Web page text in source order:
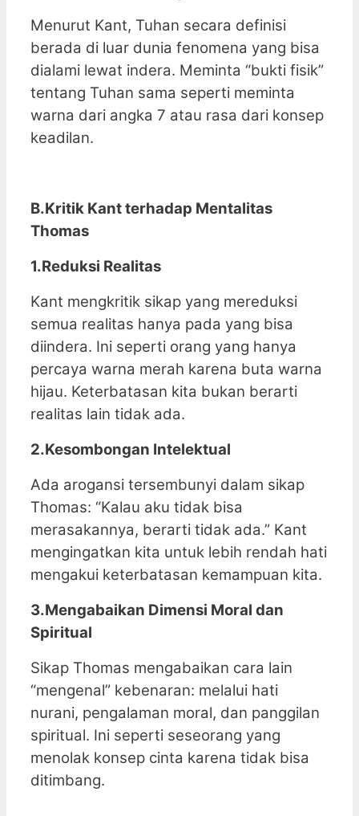
Menurut Kant, Tuhan secara definisi
berada di luar dunia fenomena yang bisa
dialami lewat indera. Meminta “bukti fisik”
tentang Tuhan sama seperti meminta
warna dari angka 7 atau rasa dari konsep
keadilan.
B.Kritik Kant terhadap Mentalitas
Thomas
1.Reduksi Realitas
Kant mengkritik sikap yang mereduksi
semua realitas hanya pada yang bisa
diindera. Ini seperti orang yang hanya
percaya warna merah karena buta warna
hijau. Keterbatasan kita bukan berarti
realitas lain tidak ada.
2.Kesombongan Intelektual
Ada arogansi tersembunyi dalam sikap
Thomas: “Kalau aku tidak bisa
merasakannya, berarti tidak ada.” Kant
mengingatkan kita untuk lebih rendah hati
mengakui keterbatasan kemampuan kita.
3.Mengabaikan Dimensi Moral dan
Spiritual
Sikap Thomas mengabaikan cara lain
“mengenal” kebenaran: melalui hati
nurani, pengalaman moral, dan panggilan
spiritual. Ini seperti seseorang yang
menolak konsep cinta karena tidak bisa
ditimbang.